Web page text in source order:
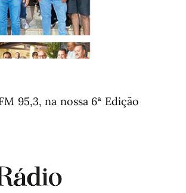
95,3, na nossa 6ª Edição